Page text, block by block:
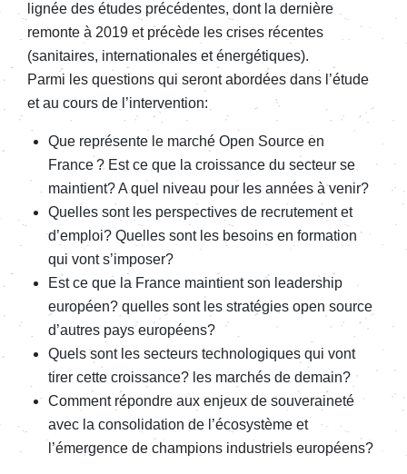
lignée des études précédentes, dont la dernière
remonte à 2019 et précède les crises récentes
(sanitaires, internationales et énergétiques).
Parmi les questions qui seront abordées dans l’étude
et au cours de l’intervention:
Que représente le marché Open Source en
France ? Est ce que la croissance du secteur se
maintient? A quel niveau pour les années à venir?
Quelles sont les perspectives de recrutement et
d’emploi? Quelles sont les besoins en formation
qui vont s’imposer?
Est ce que la France maintient son leadership
européen? quelles sont les stratégies open source
d’autres pays européens?
Quels sont les secteurs technologiques qui vont
tirer cette croissance? les marchés de demain?
Comment répondre aux enjeux de souveraineté
avec la consolidation de l’écosystème et
l’émergence de champions industriels européens?